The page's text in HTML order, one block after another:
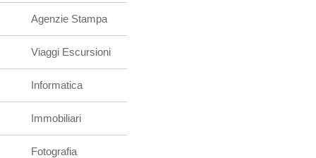
Agenzie Stampa
Viaggi Escursioni
Informatica
Immobiliari
Fotografia